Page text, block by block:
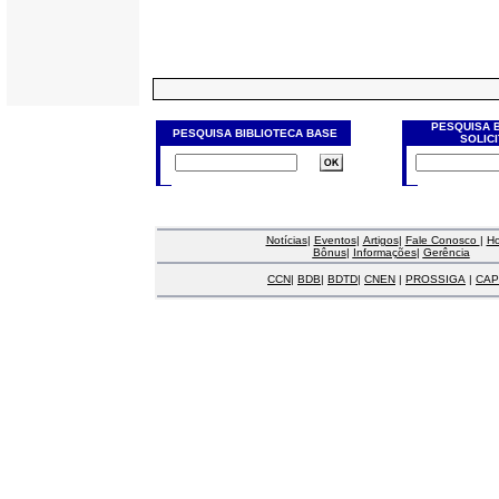
PESQUISA BIBLIOTECA BASE
PESQUISA
Notícias| Eventos| Artigos| Fale Conosco |
Bônus| Informações| Gerência
CCN| BDB| BDTD| CNEN | PROSSIGA |